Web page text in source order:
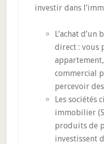
investir dans
L’achat
direct : vous
commercial
percevoir
Les sociétés
immobilier
produits de
investissent